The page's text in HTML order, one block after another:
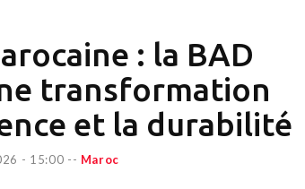
: la BAD
transformation
et la durabilité
- 15:00 -- Maroc